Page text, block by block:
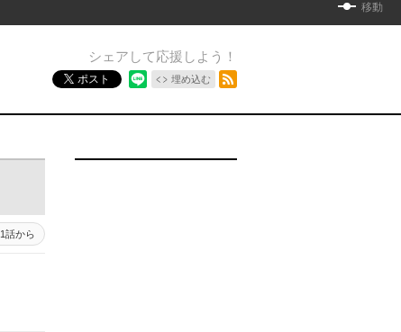
移動
シェアして応援しよう！
ポスト 埋め込む
1話から